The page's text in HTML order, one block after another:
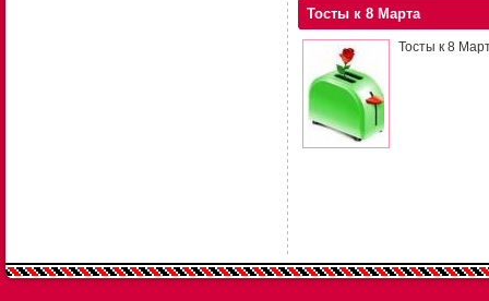
Тосты к 8 Марта
Тосты к 8